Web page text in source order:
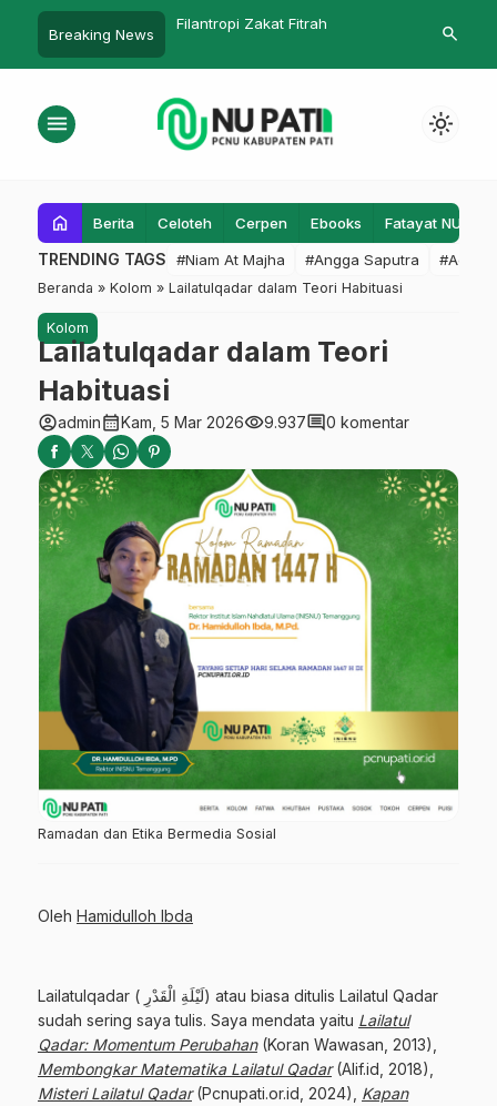
Breaking News
NU Tidak Bakal
Filantropi Zakat Fitrah
Alumni
Masyayikh
search
menu light_mode
home Berita Celoteh Cerpen Ebooks Fatayat NU
TRENDING TAGS #Niam At Majha #Angga Saputra #Admin
Beranda » Kolom » Lailatulqadar dalam Teori Habituasi
Kolom
Lailatulqadar dalam Teori
Habituasi
account_circleadmincalendar_monthKam, 5 Mar 2026visibility9.937comment0 komentar
Ramadan dan Etika Bermedia Sosial
Oleh Hamidulloh Ibda
Lailatulqadar ( لَيْلَةِ الْقَدْرِ) atau biasa ditulis Lailatul Qadar
sudah sering saya tulis. Saya mendata yaitu Lailatul
Qadar: Momentum Perubahan(Koran Wawasan, 2013),
Membongkar Matematika Lailatul Qadar(Alif.id, 2018),
Misteri Lailatul Qadar (Pcnupati.or.id, 2024), Kapan